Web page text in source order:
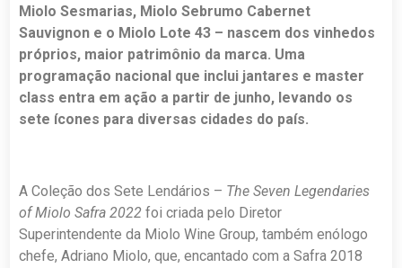
Miolo Sesmarias, Miolo Sebrumo Cabernet
Sauvignon e o Miolo Lote 43 – nascem dos vinhedos
próprios, maior patrimônio da marca. Uma
programação nacional que inclui jantares e master
class entra em ação a partir de junho, levando os
sete ícones para diversas cidades do país.
A Coleção dos Sete Lendários – The Seven Legendaries
of Miolo Safra 2022foi criada pelo Diretor
Superintendente da Miolo Wine Group, também enólogo
chefe, Adriano Miolo, que, encantado com a Safra 2018